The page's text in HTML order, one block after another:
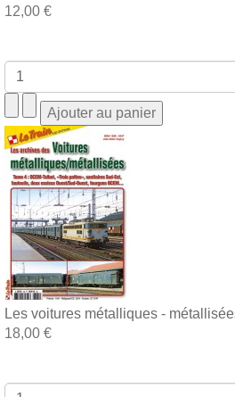
12,00 €
Les voitures métalliques -
18,00 €